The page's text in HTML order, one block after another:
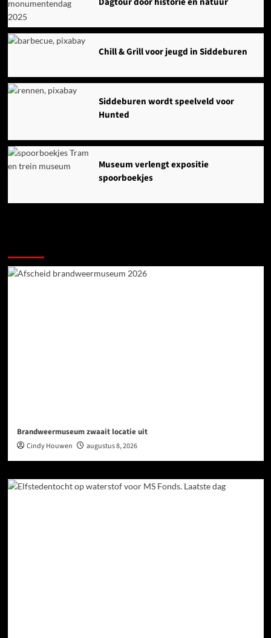
Chill & Grill voor jeugd in Siddeburen
Siddeburen wordt speelveld voor
Hunted
Museum verlengt expositie
spoorboekjes
Brandweermuseum zwaait locatie uit
Cindy Houwen augustus 8, 2026